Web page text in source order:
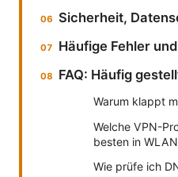
Sicherheit,
Häufige Fehler
FAQ: Häufig
Warum klappt
Welche VPN-
besten in
Wie prüfe ich